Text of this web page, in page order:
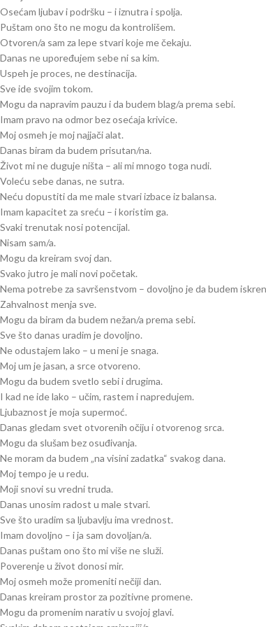
Osećam ljubav i podršku – i iznutra i spolja.
Puštam ono što ne mogu da kontrolišem.
Otvoren/a sam za lepe stvari koje me čekaju.
Danas ne upoređujem sebe ni sa kim.
Uspeh je proces, ne destinacija.
Sve ide svojim tokom.
Mogu da napravim pauzu i da budem blag/a prema sebi.
Imam pravo na odmor bez osećaja krivice.
Moj osmeh je moj najjači alat.
Danas biram da budem prisutan/na.
Život mi ne duguje ništa – ali mi mnogo toga nudi.
Voleću sebe danas, ne sutra.
Neću dopustiti da me male stvari izbace iz balansa.
Imam kapacitet za sreću – i koristim ga.
Svaki trenutak nosi potencijal.
Nisam sam/a.
Mogu da kreiram svoj dan.
Svako jutro je mali novi početak.
Nema potrebe za savršenstvom – dovoljno je da budem
Zahvalnost menja sve.
Mogu da biram da budem nežan/a prema sebi.
Sve što danas uradim je dovoljno.
Ne odustajem lako – u meni je snaga.
Moj um je jasan, a srce otvoreno.
Mogu da budem svetlo sebi i drugima.
I kad ne ide lako – učim, rastem i napredujem.
Ljubaznost je moja supermoć.
Danas gledam svet otvorenih očiju i otvorenog srca.
Mogu da slušam bez osuđivanja.
Ne moram da budem „na visini zadatka“ svakog dana.
Moj tempo je u redu.
Moji snovi su vredni truda.
Danas unosim radost u male stvari.
Sve što uradim sa ljubavlju ima vrednost.
Imam dovoljno – i ja sam dovoljan/a.
Danas puštam ono što mi više ne služi.
Poverenje u život donosi mir.
Moj osmeh može promeniti nečiji dan.
Danas kreiram prostor za pozitivne promene.
Mogu da promenim narativ u svojoj glavi.